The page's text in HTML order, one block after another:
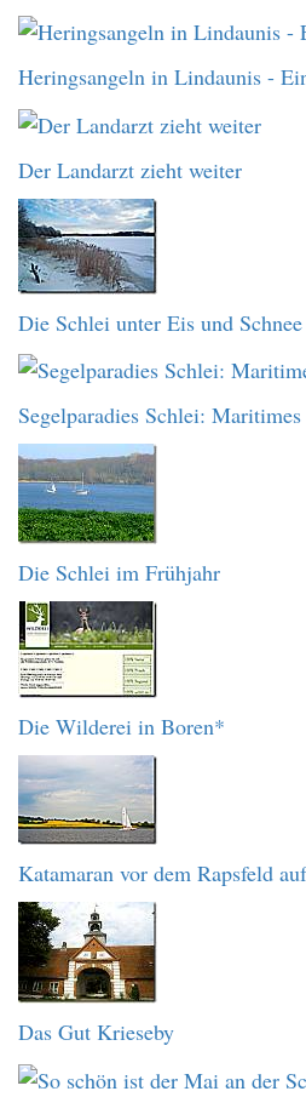
Heringsangeln in Lindaunis -
Der Landarzt zieht weiter
Die Schlei unter Eis und Schnee
Segelparadies Schlei:
Die Schlei im Frühjahr
Die Wilderei in Boren*
Katamaran vor dem Rapsfeld
Das Gut Krieseby